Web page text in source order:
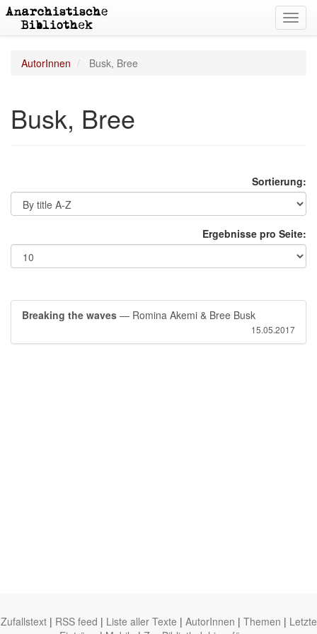
AutorInnen Busk, Bree
Busk, Bree
Sortierung:
Ergebnisse pro Seite:
Breaking the waves — Romina Akemi & Bree Busk
15.05.2017
Zufallstext | RSS feed | Liste aller Texte | AutorInnen | Themen | Letzte